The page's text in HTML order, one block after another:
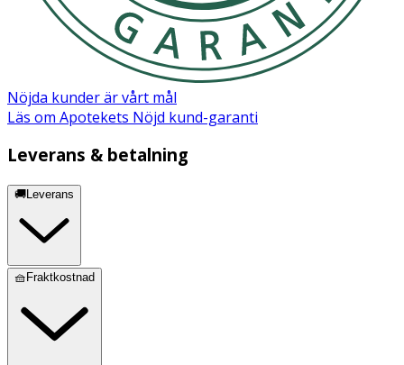
Nöjda kunder är vårt mål
Läs om Apotekets Nöjd kund-garanti
Leverans & betalning
🚚Leverans
🧺Fraktkostnad